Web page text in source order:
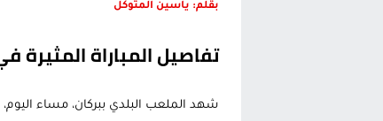
بقلم: ياسين المتوكل
تفاصيل المباراة المثيرة
شهد الملعب البلدي ببركان، مساء